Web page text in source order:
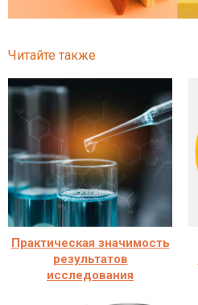
Читайте также
Практическая значимость
результатов
исследования